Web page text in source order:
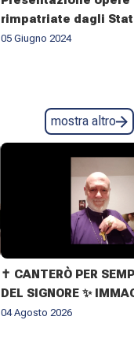
rimpatriate dagli
05 Giugno 2024
mostra altro
✝️ CANTERÒ PER
DEL SIGNORE ✨
VITA
04 Agosto 2026